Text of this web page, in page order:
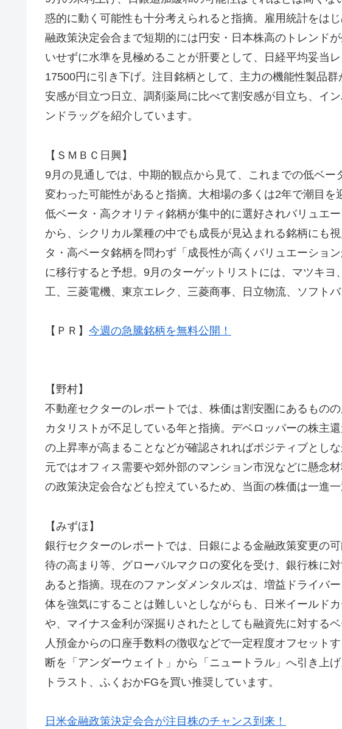
惑的に動く可能性も十分考えられると指摘。雇用統計をは
融政策決定会合まで短期的には円安・日本株高のトレンド
いせずに水準を見極めることが肝要として、日経平均妥当
17500円に引き下げ。注目銘柄として、主力の機能性製品
安感が目立つ日立、調剤薬局に比べて割安感が目立ち、イ
ンドラッグを紹介しています。
【ＳＭＢＣ日興】
9月の見通しでは、中期的観点から見て、これまでの低ベ
変わった可能性があると指摘。大相場の多くは2年で潮目
低ベータ・高クオリティ銘柄が集中的に選好されバリュエ
から、シクリカル業種の中でも成長が見込まれる銘柄にも
タ・高ベータ銘柄を問わず「成長性が高くバリュエーショ
に移行すると予想。9月のターゲットリストには、マツキ
工、三菱電機、東京エレク、三菱商事、日立物流、ソフト
【ＰＲ】 今週の急騰銘柄を無料公開！
【野村】
不動産セクターのレポートでは、株価は割安圏にあるもの
カタリストが不足している年と指摘。デベロッパーの株主
の上昇率が高まることなどが確認されればポジティブとし
元ではオフィス需要や郊外部のマンション市況などに懸念
の政策決定会合なども控えているため、当面の株価は一進
【みずほ】
銀行セクターのレポートでは、日銀による金融政策変更の
待の高まり等、グローバルマクロの変化を受け、銀行株に
あると指摘。現在のファンダメンタルズは、増益ドライバ
体を強気にすることは難しいとしながらも、日米イールド
や、マイナス金利が深掘りされたとしても融資先に対する
人預金からの口座手数料の徴収などで一定程度オフセット
断を「アンダーウェイト」から「ニュートラル」へ引き上
トラスト、ふくおかFGを買い推奨しています。
日米金融政策決定会合が注目株のチャンス到来！